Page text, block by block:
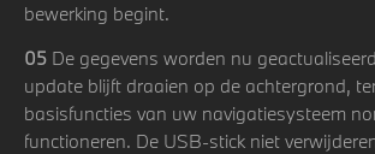
bewerking begint.
05 De gegevens worden nu
update blijft draaien op de achtergrond,
basisfuncties van uw navigatiesysteem
functioneren. De USB-stick niet